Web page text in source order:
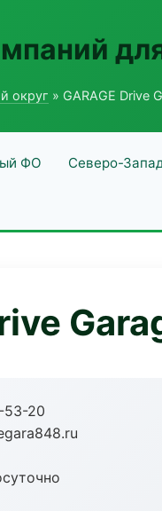
округ » GARAGE Drive
ФО Северо-
53-20